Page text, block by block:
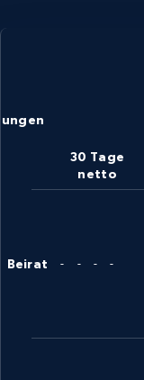
30 Tage
netto
Beirat - - - -